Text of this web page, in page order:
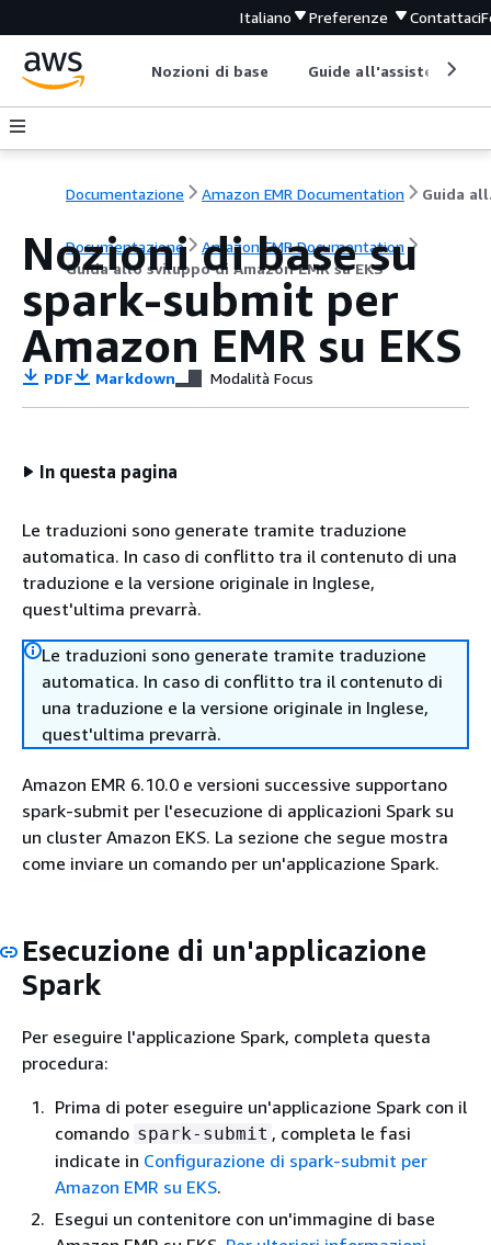
Italiano Preferenze Contattaci
Nozioni di base Guide all'assistenza
Documentazione Amazon EMR Documentation
Documentazione
Amazon EMR Documentation
Guida allo sviluppo di Amazon EMR su EKS
Nozioni di base su
spark-submit per
Amazon EMR su EKS
PDF Markdown Modalità Focus
In questa pagina
Le traduzioni sono generate tramite traduzione
automatica. In caso di conflitto tra il contenuto di una
traduzione e la versione originale in Inglese,
quest'ultima prevarrà.
Le traduzioni sono generate tramite traduzione
automatica. In caso di conflitto tra il contenuto di
una traduzione e la versione originale in Inglese,
quest'ultima prevarrà.
Amazon EMR 6.10.0 e versioni successive supportano
spark-submit per l'esecuzione di applicazioni Spark su
un cluster Amazon EKS. La sezione che segue mostra
come inviare un comando per un'applicazione Spark.
Esecuzione di un'applicazione
Spark
Per eseguire l'applicazione Spark, completa questa
procedura:
Prima di poter eseguire un'applicazione Spark con il
comando spark-submit , completa le fasi
indicate in Configurazione di spark-submit per
Amazon EMR su EKS.
Esegui un contenitore con un'immagine di base